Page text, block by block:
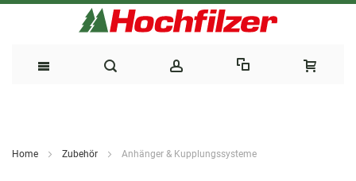
Home Zubehör Anhänger & Kupplungssysteme